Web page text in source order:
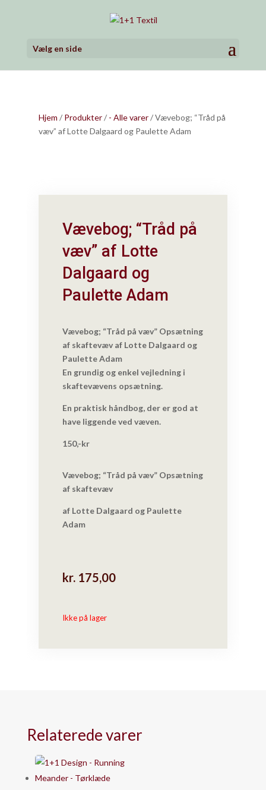
Vælg en side
Hjem / Produkter/ - Alle varer/ Vævebog; “Tråd på
væv” af Lotte Dalgaard og Paulette Adam
Vævebog; “Tråd på
væv” af Lotte
Dalgaard og
Paulette Adam
Vævebog; “Tråd på væv” Opsætning
af skaftevæv af Lotte Dalgaard og
Paulette Adam
En grundig og enkel vejledning i
skaftevævens opsætning.
En praktisk håndbog, der er god at
have liggende ved væven.
150,-kr
Vævebog; “Tråd på væv” Opsætning
af skaftevæv
af Lotte Dalgaard og Paulette
Adam
kr.175,00
Ikke på lager
Relaterede varer